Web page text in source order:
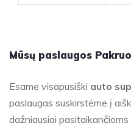
Mūsų paslaugos
Esame visapusiški auto
paslaugas suskirstėme į
dažniausiai